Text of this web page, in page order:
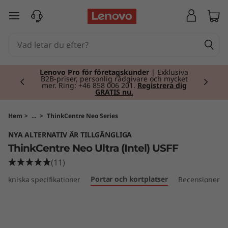
T
C
e
n
hoppa vidare till huvudinnehållet
Lenovo Pro för företagskunder | Exklusiva
B2B-priser, personlig rådgivare och mycket
mer. Ring: +46 858 006 201. Registrera dig
GRATIS nu.
Currently displaying item 2 of 2
Hem > ... > ThinkCentre Neo Series
NYA ALTERNATIV ÄR TILLGÄNGLIGA
ThinkCentre Neo Ultra (Intel) USFF
(11)
Tekniska specifikationer Portar och kortplatser Recensioner